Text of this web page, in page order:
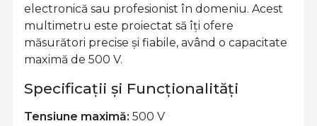
electronică sau profesionist în domeniu. Acest
multimetru este proiectat să îți ofere
măsurători precise și fiabile, având o capacitate
maximă de 500 V.
Specificații și Funcționalități
Tensiune maximă: 500 V